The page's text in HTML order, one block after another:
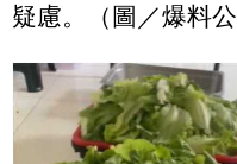
疑慮。（圖／爆料